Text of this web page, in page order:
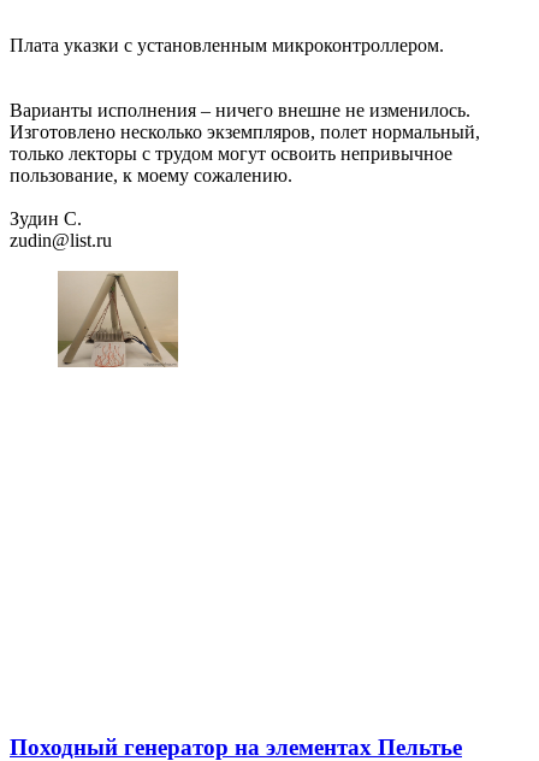
Плата указки с установленным микроконтроллером.
Варианты исполнения – ничего внешне не изменилось.
Изготовлено несколько экземпляров, полет нормальный,
только лекторы с трудом могут освоить непривычное
пользование, к моему сожалению.
Зудин С.
zudin@list.ru
Походный генератор на элементах Пельтье